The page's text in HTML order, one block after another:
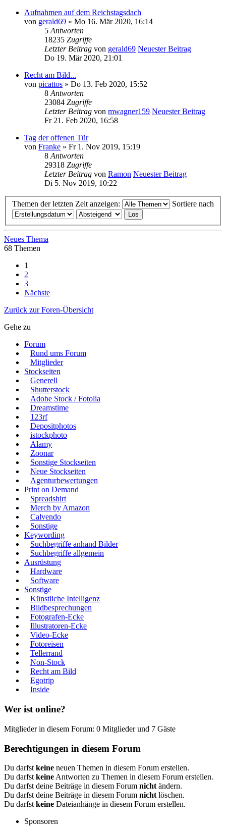
Aufnahmen auf dem Reichstagsdach
von gerald69 » Mo 16. Mär 2020, 16:14
5 Antworten
18235 Zugriffe
Letzter Beitrag von gerald69 Neuester Beitrag
Do 19. Mär 2020, 21:01
Recht am Bild...
von picattos » Do 13. Feb 2020, 15:52
8 Antworten
23084 Zugriffe
Letzter Beitrag von mwagner159 Neuester Beitrag
Fr 21. Feb 2020, 16:58
Tag der offenen Tür
von Franke » Fr 1. Nov 2019, 15:19
8 Antworten
29318 Zugriffe
Letzter Beitrag von Ramon Neuester Beitrag
Di 5. Nov 2019, 10:22
Themen der letzten Zeit anzeigen: Sortiere nach
Neues Thema
68 Themen
1
2
3
Nächste
Zurück zur Foren-Übersicht
Gehe zu
Forum
Rund ums Forum
Mitglieder
Stockseiten
Generell
Shutterstock
Adobe Stock / Fotolia
Dreamstime
123rf
Depositphotos
istockphoto
Alamy
Zoonar
Sonstige Stockseiten
Neue Stockseiten
Agenturbewertungen
Print on Demand
Spreadshirt
Merch by Amazon
Calvendo
Sonstige
Keywording
Suchbegriffe anhand Bilder
Suchbegriffe allgemein
Ausrüstung
Hardware
Software
Sonstige
Künstliche Intelligenz
Bildbesprechungen
Fotografen-Ecke
Illustratoren-Ecke
Video-Ecke
Fotoreisen
Tellerrand
Non-Stock
Recht am Bild
Egotrip
Inside
Wer ist online?
Mitglieder in diesem Forum: 0 Mitglieder und 7 Gäste
Berechtigungen in diesem Forum
Du darfst keine neuen Themen in diesem Forum erstellen.
Du darfst keine Antworten zu Themen in diesem Forum erstellen.
Du darfst deine Beiträge in diesem Forum nicht ändern.
Du darfst deine Beiträge in diesem Forum nicht löschen.
Du darfst keine Dateianhänge in diesem Forum erstellen.
Sponsoren